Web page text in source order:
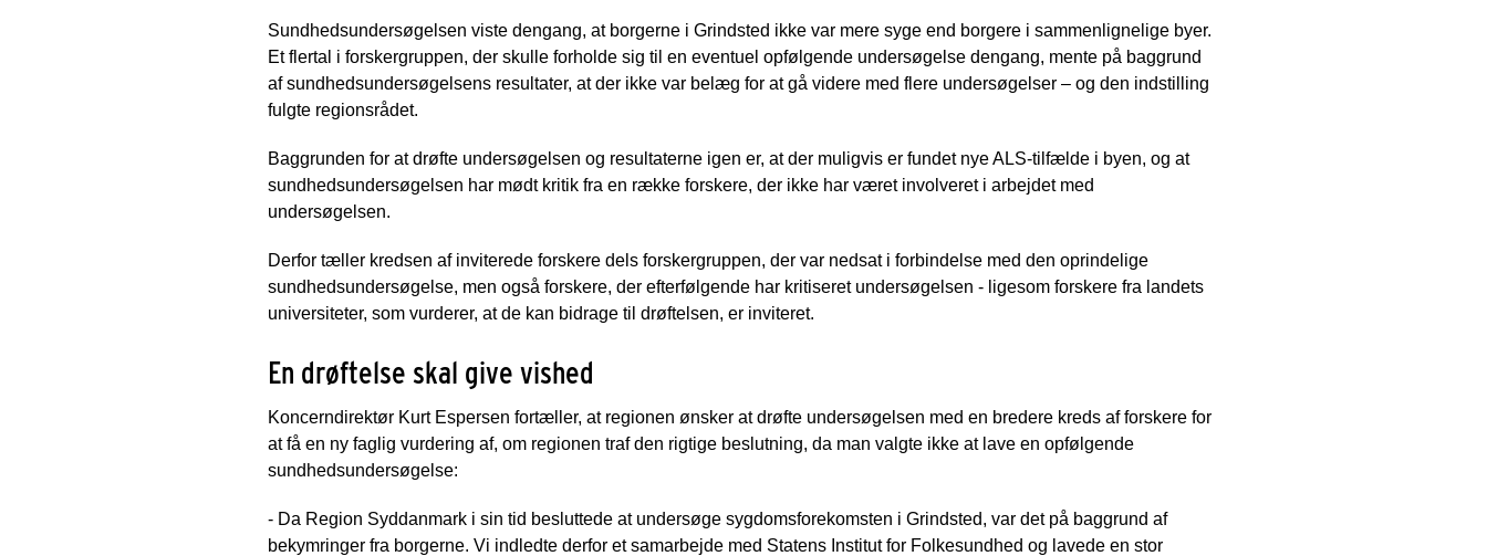
Sundhedsundersøgelsen viste dengang, at borgerne i Grindsted ikke var mere syge end borgere i sammenlignelige byer.
Et flertal i forskergruppen, der skulle forholde sig til en eventuel opfølgende undersøgelse dengang, mente på baggrund
af sundhedsundersøgelsens resultater, at der ikke var belæg for at gå videre med flere undersøgelser – og den indstilling
fulgte regionsrådet.
Baggrunden for at drøfte undersøgelsen og resultaterne igen er, at der muligvis er fundet nye ALS-tilfælde i byen, og at
sundhedsundersøgelsen har mødt kritik fra en række forskere, der ikke har været involveret i arbejdet med
undersøgelsen.
Derfor tæller kredsen af inviterede forskere dels forskergruppen, der var nedsat i forbindelse med den oprindelige
sundhedsundersøgelse, men også forskere, der efterfølgende har kritiseret undersøgelsen - ligesom forskere fra landets
universiteter, som vurderer, at de kan bidrage til drøftelsen, er inviteret.
En drøftelse skal give vished
Koncerndirektør Kurt Espersen fortæller, at regionen ønsker at drøfte undersøgelsen med en bredere kreds af forskere for
at få en ny faglig vurdering af, om regionen traf den rigtige beslutning, da man valgte ikke at lave en opfølgende
sundhedsundersøgelse:
- Da Region Syddanmark i sin tid besluttede at undersøge sygdomsforekomsten i Grindsted, var det på baggrund af
bekymringer fra borgerne. Vi indledte derfor et samarbejde med Statens Institut for Folkesundhed og lavede en stor